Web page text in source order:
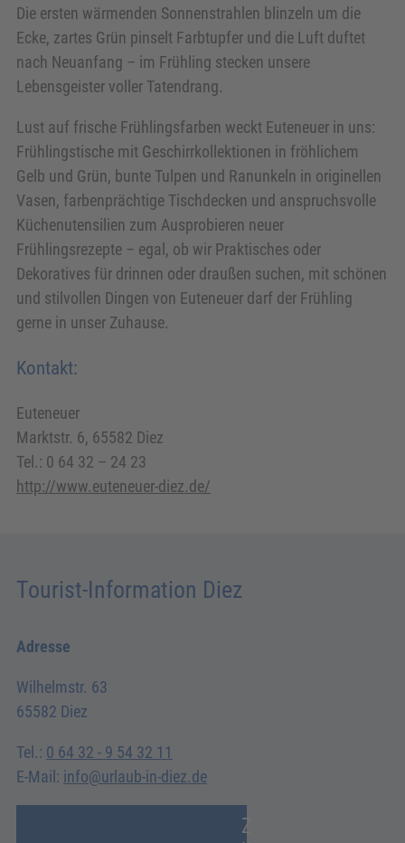
Die ersten wärmenden Sonnenstrahlen blinzeln um die
Ecke, zartes Grün pinselt Farbtupfer und die Luft duftet
nach Neuanfang – im Frühling stecken unsere
Lebensgeister voller Tatendrang.
Lust auf frische Frühlingsfarben weckt Euteneuer in uns:
Frühlingstische mit Geschirrkollektionen in fröhlichem
Gelb und Grün, bunte Tulpen und Ranunkeln in originellen
Vasen, farbenprächtige Tischdecken und anspruchsvolle
Küchenutensilien zum Ausprobieren neuer
Frühlingsrezepte – egal, ob wir Praktisches oder
Dekoratives für drinnen oder draußen suchen, mit schönen
und stilvollen Dingen von Euteneuer darf der Frühling
gerne in unser Zuhause.
Kontakt:
Euteneuer
Marktstr. 6, 65582 Diez
Tel.: 0 64 32 – 24 23
http://www.euteneuer-diez.de/
Tourist-Information Diez
Adresse
Wilhelmstr. 63
65582 Diez
Tel.: 0 64 32 - 9 54 32 11
E-Mail: info@urlaub-in-diez.de
Z